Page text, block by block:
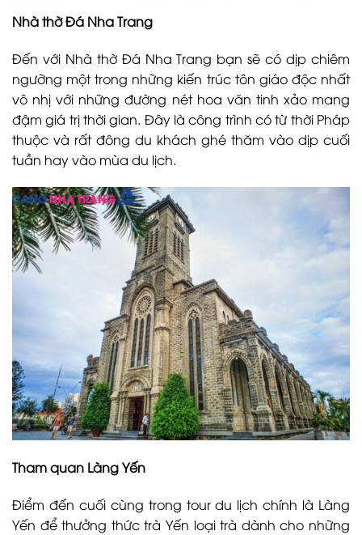
Nhà thờ Đá Nha Trang
Đến với Nhà thờ Đá Nha Trang bạn sẽ có dịp chiêm
ngưỡng một trong những kiến trúc tôn giáo độc nhất
vô nhị với những đường nét hoa văn tinh xảo mang
đậm giá trị thời gian. Đây là công trình có từ thời Pháp
thuộc và rất đông du khách ghé thăm vào dịp cuối
tuần hay vào mùa du lịch.
Tham quan Làng Yến
Điểm đến cuối cùng trong tour du lịch chính là Làng
Yến để thưởng thức trà Yến loại trà dành cho những